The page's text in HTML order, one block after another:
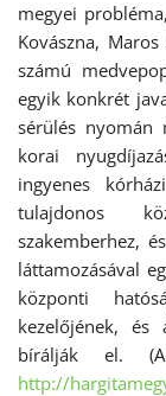
megyei
Kovászna,
számú
egyik konkrét
sérülés nyomán
korai
ingyenes
tulajdonos
szakemberhez,
láttamozásával
központi
kezelőjének,
bírálják el.
http://